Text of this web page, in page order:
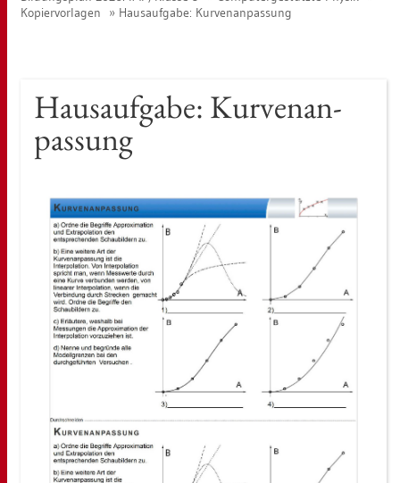
Ko­pier­vor­la­gen
Haus­auf­ga­be: Kur­ven­an­pas­sung
Haus­auf­ga­be: Kur­ven­an­
pas­sung